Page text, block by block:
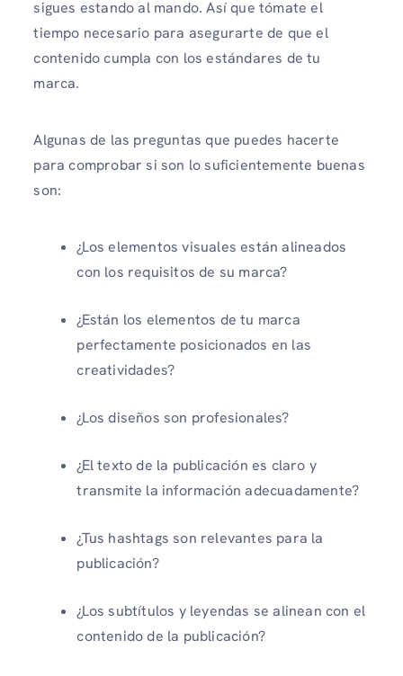
sigues estando al mando. Así que tómate el
tiempo necesario para asegurarte de que el
contenido cumpla con los estándares de tu
marca.
Algunas de las preguntas que puedes hacerte
para comprobar si son lo suficientemente buenas
son:
¿Los elementos visuales están alineados
con los requisitos de su marca?
¿Están los elementos de tu marca
perfectamente posicionados en las
creatividades?
¿Los diseños son profesionales?
¿El texto de la publicación es claro y
transmite la información adecuadamente?
¿Tus hashtags son relevantes para la
publicación?
¿Los subtítulos y leyendas se alinean con el
contenido de la publicación?